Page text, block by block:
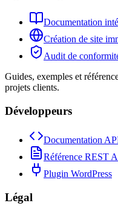
Documentation
Création de site
Audit de
Guides, exemples et
projets clients.
Développeurs
Documentation
Référence REST
Plugin WordPress
Légal